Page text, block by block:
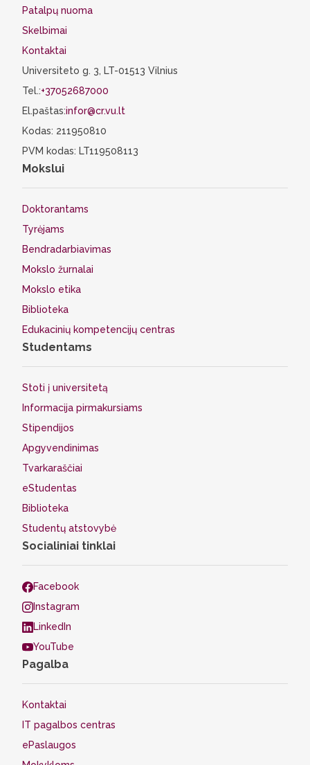
Patalpų nuoma
Skelbimai
Kontaktai
Universiteto g. 3, LT-01513 Vilnius
Tel.:+37052687000
El.paštas:infor@cr.vu.lt
Kodas: 211950810
PVM kodas: LT119508113
Mokslui
Doktorantams
Tyrėjams
Bendradarbiavimas
Mokslo žurnalai
Mokslo etika
Biblioteka
Edukacinių kompetencijų centras
Studentams
Stoti į universitetą
Informacija pirmakursiams
Stipendijos
Apgyvendinimas
Tvarkaraščiai
eStudentas
Biblioteka
Studentų atstovybė
Socialiniai tinklai
Facebook
Instagram
LinkedIn
YouTube
Pagalba
Kontaktai
IT pagalbos centras
ePaslaugos